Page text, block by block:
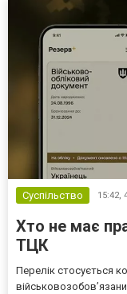
Суспільство 15:42,
Хто не має
ТЦК
Перелік стосується